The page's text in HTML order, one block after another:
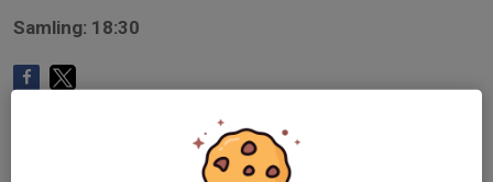
Samling: 18:30